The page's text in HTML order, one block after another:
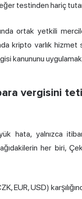
testinden hariç
ortak yetkili
kripto varlık hizmet
kanununu
vergisini
hata, yalnızca
her biri,
EUR, USD)